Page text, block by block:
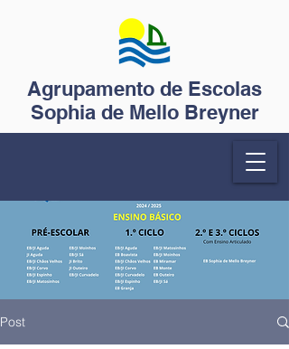
Agrupamento de Escolas
Sophia de Mello Breyner
Post